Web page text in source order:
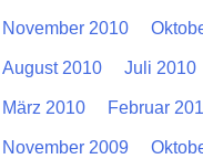
November 2010
August 2010 Juli 2010
März 2010 Februar
November 2009